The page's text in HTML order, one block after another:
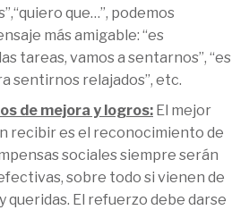
que…”, podemos
más amigable: “es
tareas, vamos a sentarnos”, “es
sentirnos relajados”, etc.
de mejora y logros: El mejor
recibir es el reconocimiento de
sociales siempre serán
sobre todo si vienen de
queridas. El refuerzo debe darse